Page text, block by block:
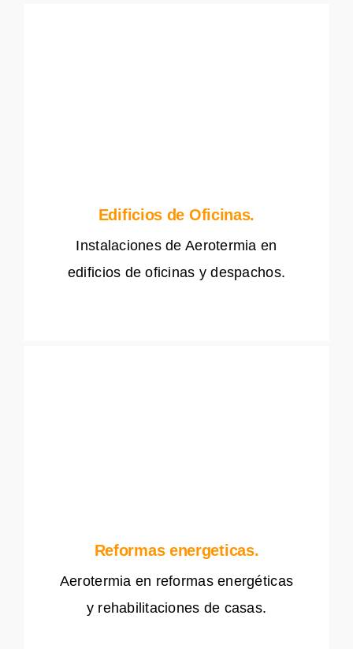
Edificios de Oficinas.
Instalaciones de Aerotermia en
edificios de oficinas y despachos.
Reformas energeticas.
Aerotermia en reformas energéticas
y rehabilitaciones de casas.